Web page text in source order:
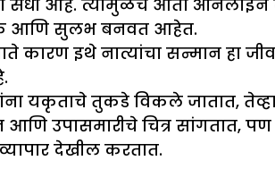
आणि संधी आहे. त्यामुळेच आता
आणि सुलभ बनवत आहेत.
इथे नात्यांचा सन्मान हा
यकृताचे तुकडे विकले जातात,
उपासमारीचे चित्र सांगतात, पण
देखील करतात.